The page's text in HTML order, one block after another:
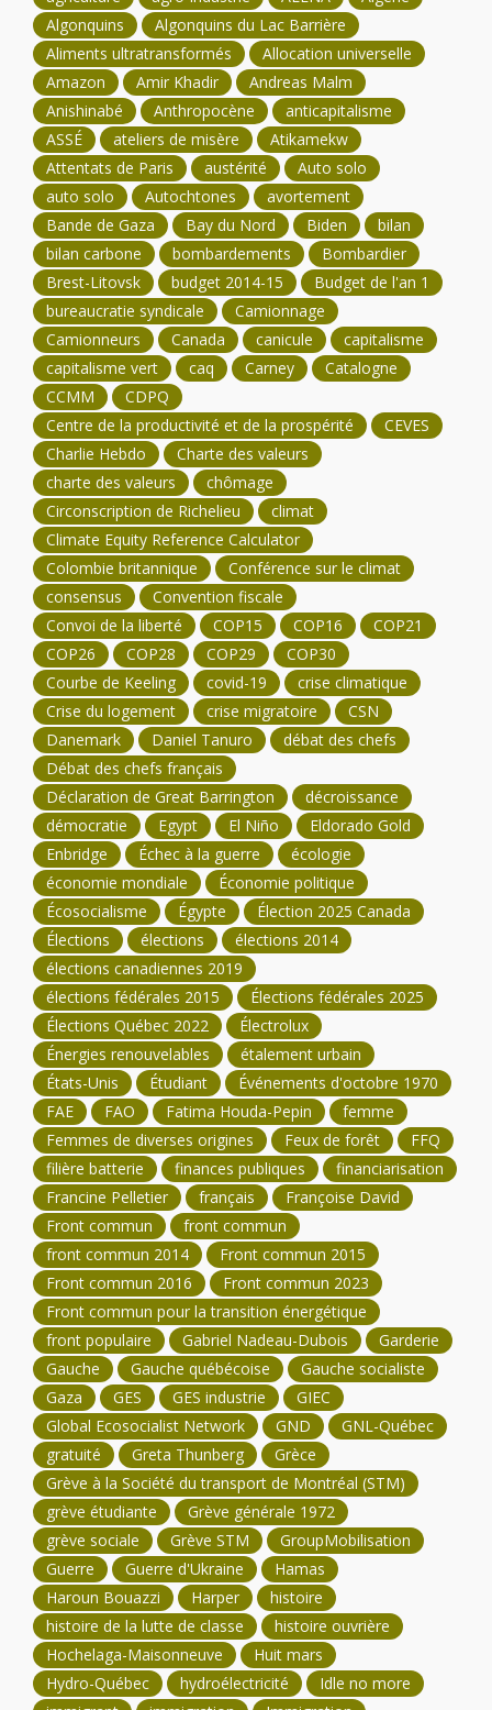
Algonquins
Algonquins du Lac Barrière
Aliments ultratransformés
Allocation universelle
Amazon
Amir Khadir
Andreas Malm
Anishinabé
Anthropocène
anticapitalisme
ASSÉ
ateliers de misère
Atikamekw
Attentats de Paris
austérité
Auto solo
auto solo
Autochtones
avortement
Bande de Gaza
Bay du Nord Biden
bilan
bilan carbone
bombardements
Bombardier
Brest-Litovsk
budget 2014-15
Budget de l'an 1
bureaucratie syndicale
Camionnage
Camionneurs
Canada canicule
capitalisme
capitalisme vert
caq Carney
Catalogne
CCMM
CDPQ
Centre de la productivité et de la prospérité
CEVES
Charlie Hebdo
Charte des valeurs
charte des valeurs
chômage
Circonscription de Richelieu
climat
Climate Equity Reference Calculator
Colombie britannique
Conférence sur le climat
consensus
Convention fiscale
Convoi de la liberté
COP15 COP16
COP21
COP26
COP28 COP29
COP30
Courbe de Keeling
covid-19
crise climatique
Crise du logement
crise migratoire
CSN
Danemark
Daniel Tanuro
débat des chefs
Débat des chefs français
Déclaration de Great Barrington
décroissance
démocratie
Egypt El Niño
Eldorado Gold
Enbridge
Échec à la guerre
écologie
économie mondiale
Économie politique
Écosocialisme
Égypte
Élection 2025 Canada
Élections
élections
élections 2014
élections canadiennes 2019
élections fédérales 2015
Élections fédérales 2025
Élections Québec 2022
Électrolux
Énergies renouvelables
étalement urbain
États-Unis
Étudiant
Événements d'octobre 1970
FAE
FAO Fatima Houda-Pepin
femme
Femmes de diverses origines
Feux de forêt
FFQ
filière batterie
finances publiques
financiarisation
Francine Pelletier
français
Françoise David
Front commun
front commun
front commun 2014
Front commun 2015
Front commun 2016
Front commun 2023
Front commun pour la transition énergétique
front populaire
Gabriel Nadeau-Dubois
Garderie
Gauche
Gauche québécoise
Gauche socialiste
Gaza
GES GES industrie
GIEC
Global Ecosocialist Network
GND
GNL-Québec
gratuité
Greta Thunberg
Grèce
Grève à la Société du transport de Montréal (STM)
grève étudiante
Grève générale 1972
grève sociale
Grève STM
GroupMobilisation
Guerre
Guerre d'Ukraine
Hamas
Haroun Bouazzi
Harper
histoire
histoire de la lutte de classe
histoire ouvrière
Hochelaga-Maisonneuve
Huit mars
Hydro-Québec
hydroélectricité
Idle no more